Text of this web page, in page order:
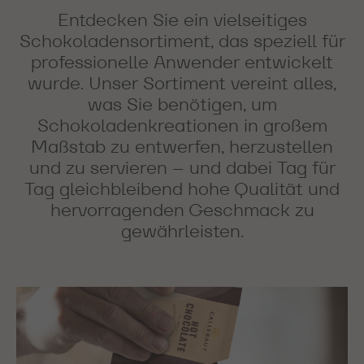
Entdecken Sie ein vielseitiges
Schokoladensortiment, das speziell für
professionelle Anwender entwickelt
wurde. Unser Sortiment vereint alles,
was Sie benötigen, um
Schokoladenkreationen in großem
Maßstab zu entwerfen, herzustellen
und zu servieren – und dabei Tag für
Tag gleichbleibend hohe Qualität und
hervorragenden Geschmack zu
gewährleisten.